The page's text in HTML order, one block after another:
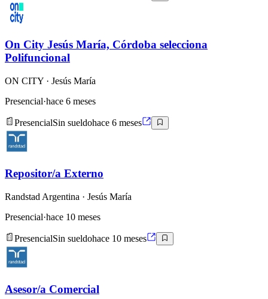
On City Jesús María, Córdoba selecciona
Polifuncional
ON CITY · Jesús María
Presencial·hace 6 meses
PresencialSin sueldohace 6 meses
Repositor/a Externo
Randstad Argentina · Jesús María
Presencial·hace 10 meses
PresencialSin sueldohace 10 meses
Asesor/a Comercial